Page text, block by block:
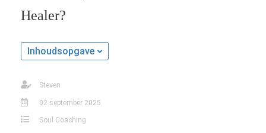
Healer?
Inhoudsopgave
Steven
02 september 2025
Soul Coaching